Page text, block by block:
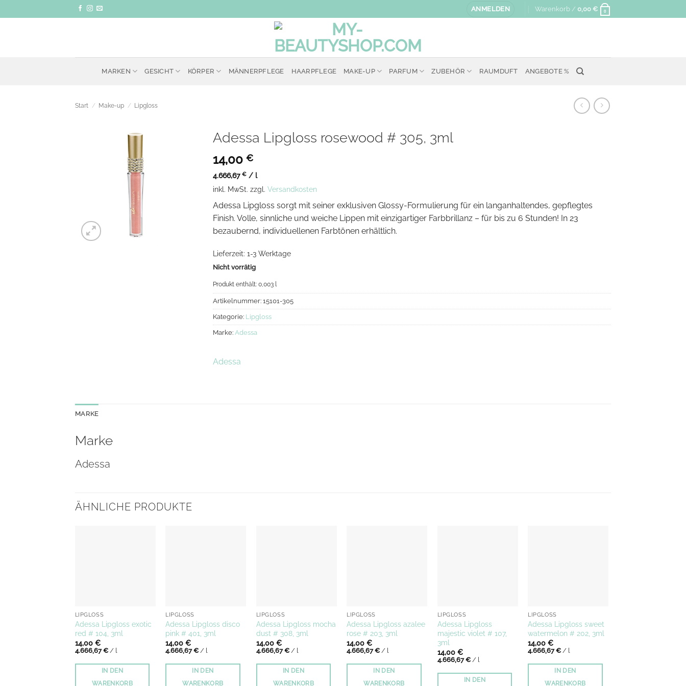
Inhalt
ANMELDEN Warenkorb / 0,00 € 0
MARKEN GESICHT KÖRPER MÄNNERPFLEGE HAARPFLEGE MAKE-UP PARFUM ZUBEHÖR RAUMDUFT ANGEBOTE %
Start / Make-up / Lipgloss
Adessa Lipgloss rosewood # 305, 3ml
14,00 €
4.666,67 € / l
inkl. MwSt. zzgl. Versandkosten
Adessa Lipgloss sorgt mit seiner exklusiven Glossy-Formulierung für ein langanhaltendes, gepflegtes
Finish. Volle, sinnliche und weiche Lippen mit einzigartiger Farbbrillanz – für bis zu 6 Stunden! In 23
bezaubernd, individuellenen Farbtönen erhältlich.
Lieferzeit: 1-3 Werktage
Nicht vorrätig
Produkt enthält: 0,003 l
Artikelnummer: 15101-305
Kategorie: Lipgloss
Marke: Adessa
Adessa
MARKE
Marke
Adessa
ÄHNLICHE PRODUKTE
LIPGLOSS
Adessa Lipgloss exotic
red # 104, 3ml
14,00 €
4.666,67€/ l
IN DEN
WARENKORB
LIPGLOSS
Adessa Lipgloss disco
pink # 401, 3ml
14,00€
4.666,67€/ l
IN DEN
WARENKORB
LIPGLOSS
Adessa Lipgloss mocha
dust # 308, 3ml
14,00 €
4.666,67€/ l
IN DEN
WARENKORB
LIPGLOSS
Adessa Lipgloss azalee
rose # 203, 3ml
14,00€
4.666,67€/ l
IN DEN
WARENKORB
LIPGLOSS
Adessa Lipgloss
majestic violet # 107,
3ml
14,00 €
4.666,67€/ l
IN DEN
LIPGLOSS
Adessa Lipgloss sweet
watermelon # 202, 3ml
14,00€
4.666,67€/ l
IN DEN
WARENKORB